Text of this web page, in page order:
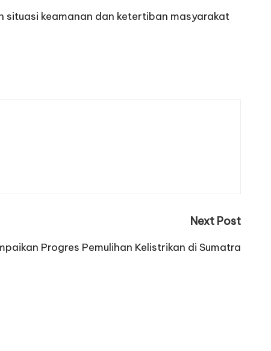
keamanan dan ketertiban masyarakat
Next Post
Progres Pemulihan Kelistrikan di Sumatra